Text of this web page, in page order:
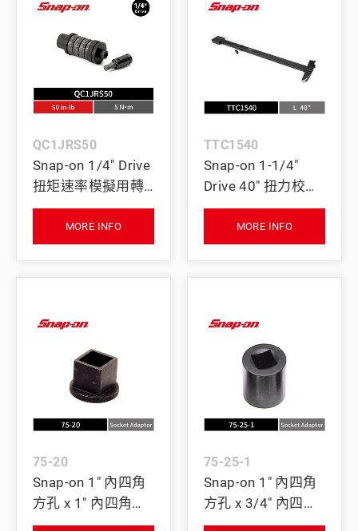
QC1JRS50
Snap-on 1/4" Drive
扭矩速率模擬用轉
接器 (50 in-lb)
MORE INFO
TTC1540
Snap-on 1-1/4"
Drive 40" 扭力校正
臂
MORE INFO
75-20
Snap-on 1" 內四角
方孔 x 1" 內四角方
孔 扭力校驗用套筒
75-25-1
Snap-on 1" 內四角
方孔 x 3/4" 內四角
方孔 扭力校驗用套